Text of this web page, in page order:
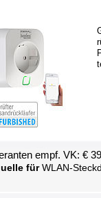
empf. VK: €
fürWLAN-